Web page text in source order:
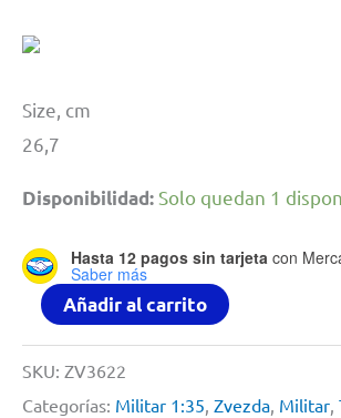
Size, cm
26,7
Disponibilidad: Solo quedan 1
Hasta 12 pagos sin tarjeta con
Saber más
Soviet
battle
tank
Añadir al carrito
SKU: ZV3622
Categorías: Militar 1:35, Zvezda, Militar,